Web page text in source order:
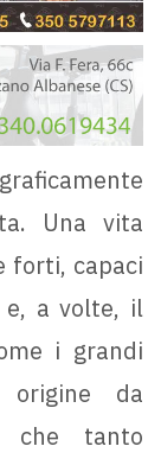
Una vita
forti, capaci
e, a volte, il
i grandi
origine da
che tanto